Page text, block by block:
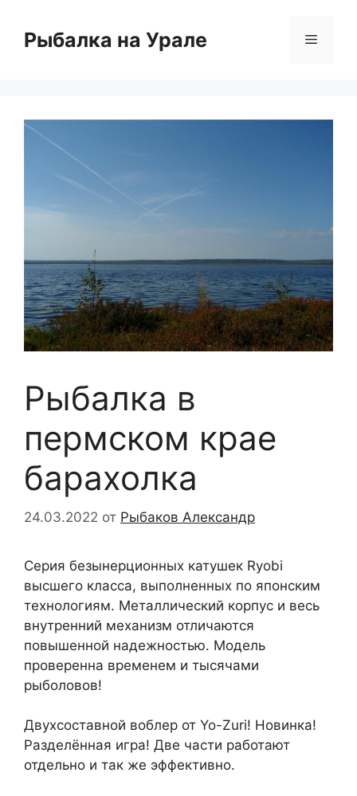
содержимому
Рыбалка на Урале Меню
Рыбалка в
пермском крае
барахолка
24.03.2022 от Рыбаков Александр
Серия безынерционных катушек Ryobi
высшего класса, выполненных по японским
технологиям. Металлический корпус и весь
внутренний механизм отличаются
повышенной надежностью. Модель
проверенна временем и тысячами
рыболовов!
Двухсоставной воблер от Yo-Zuri! Новинка!
Разделённая игра! Две части работают
отдельно и так же эффективно.